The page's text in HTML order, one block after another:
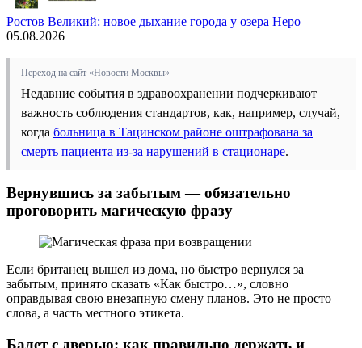
Ростов Великий: новое дыхание города у озера Неро
05.08.2026
Переход на сайт «Новости Москвы»
Недавние события в здравоохранении подчеркивают
важность соблюдения стандартов, как, например, случай,
когда больница в Тацинском районе оштрафована за
смерть пациента из-за нарушений в стационаре.
Вернувшись за забытым — обязательно
проговорить магическую фразу
Если британец вышел из дома, но быстро вернулся за
забытым, принято сказать «Как быстро…», словно
оправдывая свою внезапную смену планов. Это не просто
слова, а часть местного этикета.
Балет с дверью: как правильно держать и